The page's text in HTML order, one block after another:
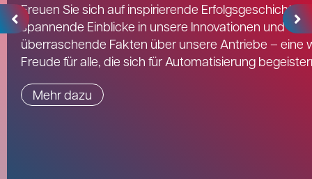
Freuen Sie sich auf inspirierende Erfolgsgeschichten,
spannende Einblicke in unsere Innovationen und
überraschende Fakten über unsere Antriebe – eine
Freude für alle, die sich für Automatisierung
Mehr dazu